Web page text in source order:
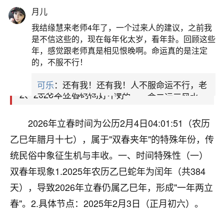
一、具体时间节点2025年冬至为12月21日，按“数
九”习俗推算：（一）五九时段：1月26日至2月3日
（二）六九时段：2月4日开始，立春（2月4日）恰
为六九首日二、农谚解读“春打五九尾”与“春打六九
头”交替出现，不同地区解读各异：1.“春打
2、2026年立春时间好不好
2026年立春时间为公历2月4日04:01:51（农历
乙巳年腊月十七），属于"双春夹年"的特殊年份，传
统民俗中象征生机与丰收。一、时间特殊性（一）
双春年现象1.2025年农历乙巳蛇年为闰年（共384
天），导致2026年立春仍属乙巳年，形成"一年两立
春"。2.具体节点：2025年2月3日（正月初六）。
月儿
我结缘慧来老师4年了，一个过来人的建议，之前我
是不信这些的，现在每年化太岁，看年卦。回顾这些
年，感觉跟老师真是相见恨晚啊。命运真的是注定
的，不服不行！
可乐：还有我！还有我！人不服命运不行，老
天爷会给你好好上一课的。一命二运三风水，
平安是福：我也是每年找老师化太岁，看年
卦，认识老师3年了，都是缘分啊！
17分钟前 来自湖北 19
心若莲花
我是做餐饮的，这两年，生意屡屡受挫，店开一家关
一家，要么生意不好，生意好的就出事。前些年攒的